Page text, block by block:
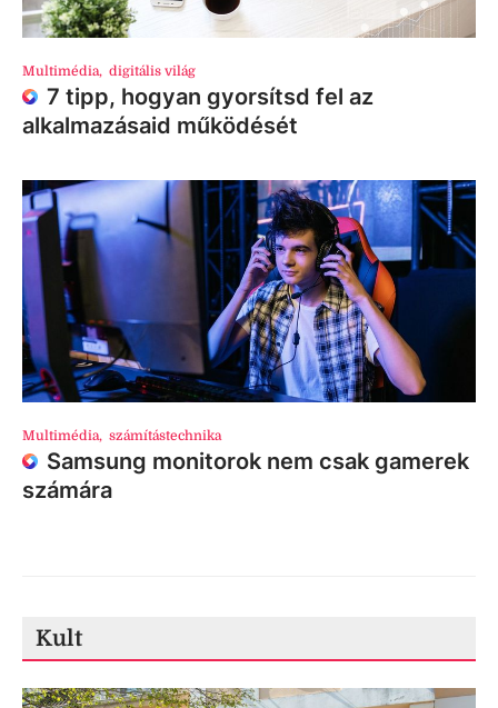
Multimédia, digitális világ
7 tipp, hogyan gyorsítsd fel az
alkalmazásaid működését
Multimédia, számítástechnika
Samsung monitorok nem csak gamerek
számára
Kult